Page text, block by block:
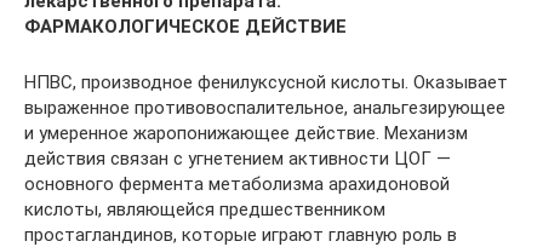
ФАРМАКОЛОГИЧЕСКОЕ ДЕЙСТВИЕ
НПВС, производное фенилуксусной кислоты. Оказывает
выраженное противовоспалительное, анальгезирующее
и умеренное жаропонижающее действие. Механизм
действия связан с угнетением активности ЦОГ —
основного фермента метаболизма арахидоновой
кислоты, являющейся предшественником
простагландинов, которые играют главную роль в